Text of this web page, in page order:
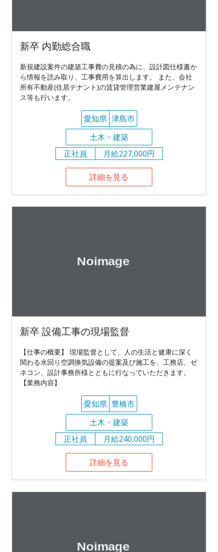
新卒 内勤総合職
新規建設案件の建築工事費の見積の為に、設計図仕様書か
ら情報を読み取り、工事費用を算出します。 また、会社
所有不動産(住居テナント)の賃貸管理営業建屋メンテナン
ス等も行います。
愛知県 津島市
土木・建築
正社員
月給227,000円
詳細を見る
新卒 設備工事の現場監督
【仕事の概要】 現場監督として、人の生活と健康に深く
関わる水回り空調換気設備の提案及び施工を、工務店、ゼ
ネコン、設計事務所様とともに行なっていただきます。
【業務内容】
愛知県 豊橋市
土木・建築
正社員
月給240,000円
詳細を見る